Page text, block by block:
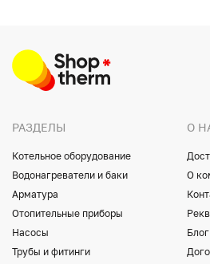
РАЗДЕЛЫ
Котельное оборудование
Водонагреватели и баки
Арматура
Отопительные приборы
Насосы
Трубы и фитинги
О
О
Блог